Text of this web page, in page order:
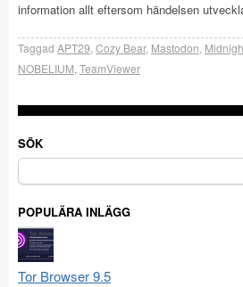
information allt eftersom händelsen
Taggad APT29 Cozy Bear, Mastodon
NOBELIUM TeamViewer
SÖK
Sök
efter:
POPULÄRA INLÄGG
Tor Browser 9.5